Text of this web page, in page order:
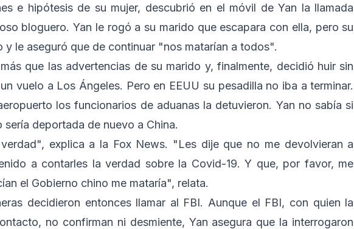
e hipótesis de su mujer, descubrió en el móvil de Yan la llamada
bloguero. Yan le rogó a su marido que escapara con ella, pero su
y le aseguró que de continuar "nos matarían a todos".
que las advertencias de su marido y, finalmente, decidió huir sin
vuelo a Los Ángeles. Pero en EEUU su pesadilla no iba a terminar.
los funcionarios de aduanas la detuvieron. Yan no sabía si
sería deportada de nuevo a China.
explica a la Fox News. "Les dije que no me devolvieran a
a contarles la verdad sobre la Covid-19. Y que, por favor, me
el Gobierno chino me mataría", relata.
decidieron entonces llamar al FBI. Aunque el FBI, con quien la
no confirman ni desmiente, Yan asegura que la interrogaron